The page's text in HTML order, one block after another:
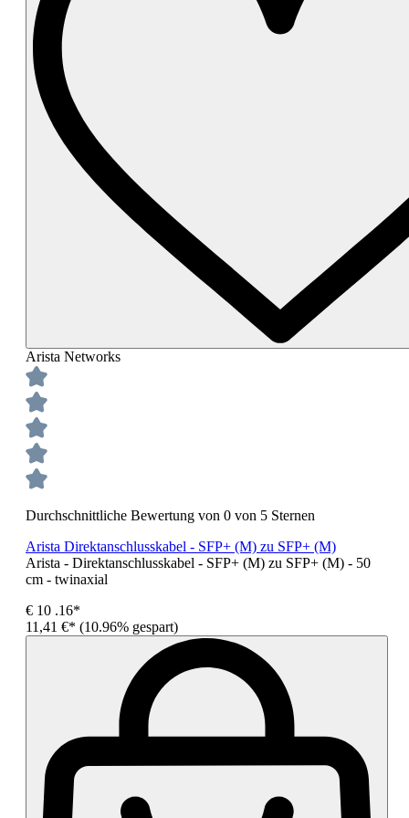
Arista Networks
Durchschnittliche Bewertung von 0 von 5 Sternen
Arista Direktanschlusskabel - SFP+ (M) zu SFP+ (M)
Arista - Direktanschlusskabel - SFP+ (M) zu SFP+ (M) - 50
cm - twinaxial
€ 10 .16*
11,41 €* (10.96% gespart)